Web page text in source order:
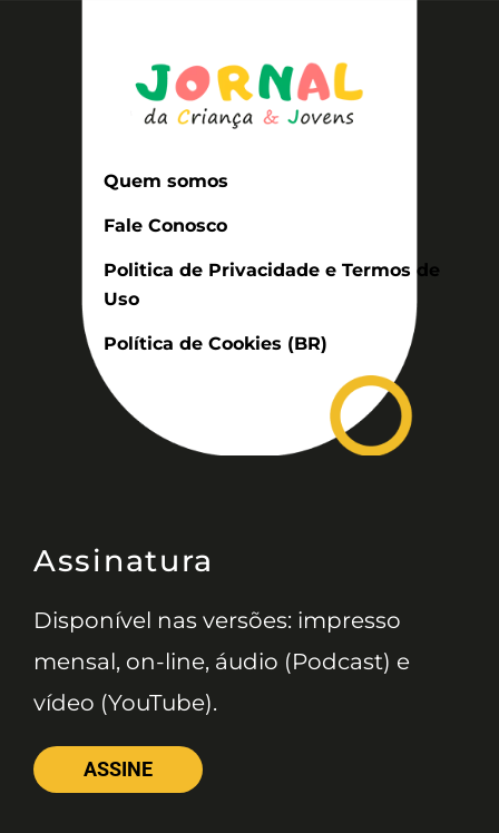
Quem somos
Fale Conosco
Politica de Privacidade e Termos de
Uso
Política de Cookies (BR)
Assinatura
Disponível nas versões: impresso
mensal, on-line, áudio (Podcast) e
vídeo (YouTube).
ASSINE